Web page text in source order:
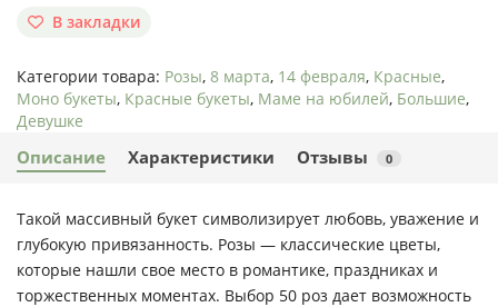
В закладки
Категории товара: Розы, 8 марта, 14 февраля, Красные,
Моно букеты, Красные букеты, Маме на юбилей, Большие,
Девушке
Описание Характеристики Отзывы 0
Такой массивный букет символизирует любовь, уважение и
глубокую привязанность. Розы — классические цветы,
которые нашли свое место в романтике, праздниках и
торжественных моментах. Выбор 50 роз дает возможность